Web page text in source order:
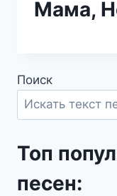
Мама,
Поиск
Топ
песен: